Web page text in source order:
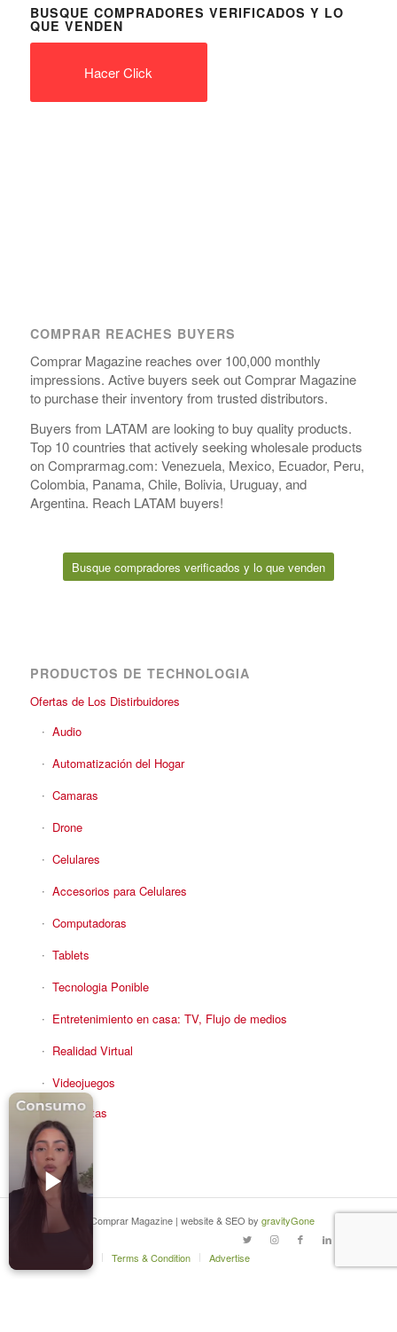
BUSQUE COMPRADORES VERIFICADOS Y LO
QUE VENDEN
Hacer Click
COMPRAR REACHES BUYERS
Comprar Magazine reaches over 100,000 monthly
impressions. Active buyers seek out Comprar Magazine
to purchase their inventory from trusted distributors.
Buyers from LATAM are looking to buy quality products.
Top 10 countries that actively seeking wholesale products
on Comprarmag.com: Venezuela, Mexico, Ecuador, Peru,
Colombia, Panama, Chile, Bolivia, Uruguay, and
Argentina. Reach LATAM buyers!
Busque compradores verificados y lo que venden
PRODUCTOS DE TECHNOLOGIA
Ofertas de Los Distirbuidores
Audio
Automatización del Hogar
Camaras
Drone
Celulares
Accesorios para Celulares
Computadoras
Tablets
Tecnologia Ponible
Entretenimiento en casa: TV, Flujo de medios
Realidad Virtual
Videojuegos
Reciba Ofertas
© Copyright - Comprar Magazine | website & SEO by gravityGone
Terms & Condition Advertise